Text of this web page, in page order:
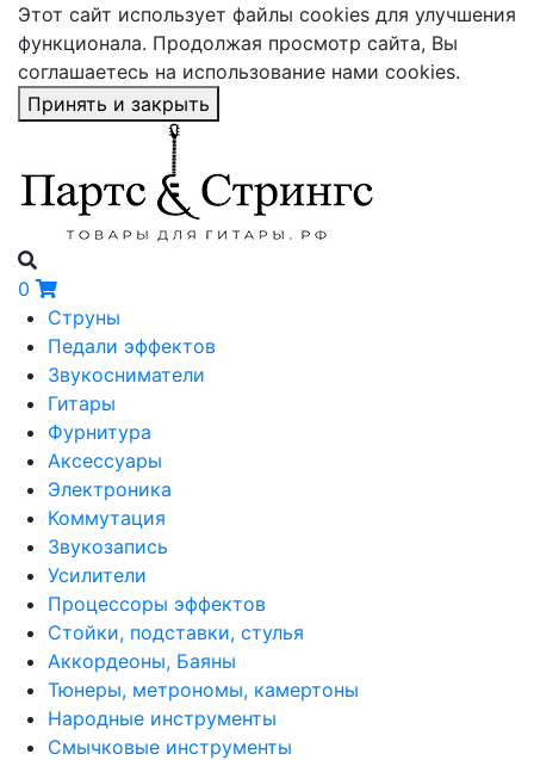
Этот сайт использует файлы cookies для улучшения
функционала. Продолжая просмотр сайта, Вы
соглашаетесь на использование нами cookies.
Принять и закрыть
0
Струны
Педали эффектов
Звукосниматели
Гитары
Фурнитура
Аксессуары
Электроника
Коммутация
Звукозапись
Усилители
Процессоры эффектов
Стойки, подставки, стулья
Аккордеоны, Баяны
Тюнеры, метрономы, камертоны
Народные инструменты
Смычковые инструменты